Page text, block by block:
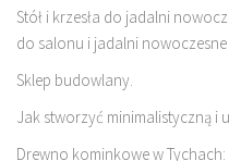
Stół i krzesła do jadalni
do salonu i jadalni nowoczesne
Sklep budowlany.
Jak stworzyć minimalistyczną i
Drewno kominkowe w